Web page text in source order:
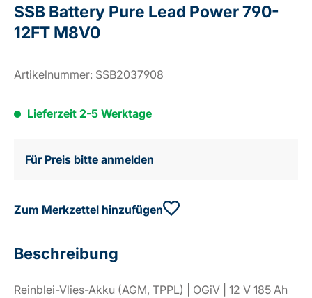
SSB Battery Pure Lead Power 790-
12FT M8V0
Artikelnummer: SSB2037908
Lieferzeit 2-5 Werktage
Für Preis bitte anmelden
Zum Merkzettel hinzufügen
Beschreibung
Reinblei-Vlies-Akku (AGM, TPPL) | OGiV | 12 V 185 Ah